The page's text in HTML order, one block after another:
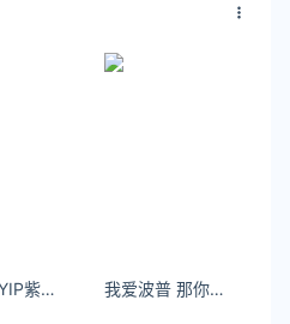
ThutucYIP紫色有韵味是吧？咋这么像条茄子？ 我爱波普 那你这赛季对纽卡有什么期待呢？